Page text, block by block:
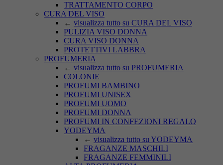
TRATTAMENTO CORPO
CURA DEL VISO
← visualizza tutto su CURA DEL VISO
PULIZIA VISO DONNA
CURA VISO DONNA
PROTETTIVI LABBRA
PROFUMERIA
← visualizza tutto su PROFUMERIA
COLONIE
PROFUMI BAMBINO
PROFUMI UNISEX
PROFUMI UOMO
PROFUMI DONNA
PROFUMI IN CONFEZIONI REGALO
YODEYMA
← visualizza tutto su YODEYMA
FRAGANZE MASCHILI
FRAGANZE FEMMINILI